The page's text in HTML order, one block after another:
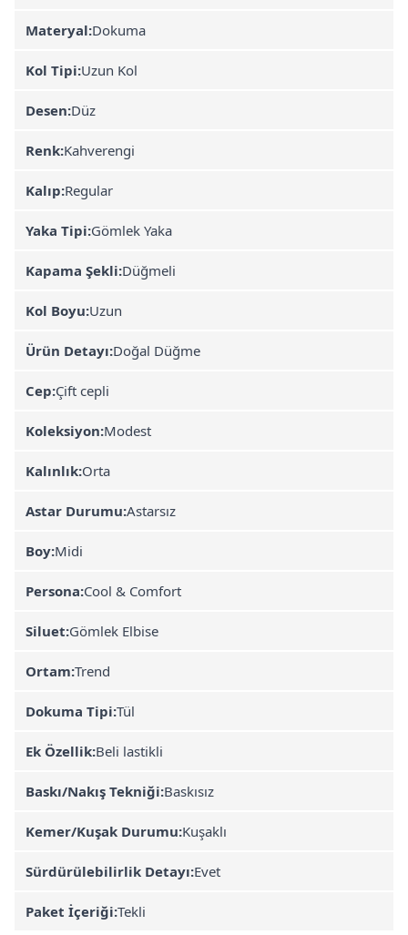
Materyal:Dokuma
Kol Tipi:Uzun Kol
Desen:Düz
Renk:Kahverengi
Kalıp:Regular
Yaka Tipi:Gömlek Yaka
Kapama Şekli:Düğmeli
Kol Boyu:Uzun
Ürün Detayı:Doğal Düğme
Cep:Çift cepli
Koleksiyon:Modest
Kalınlık:Orta
Astar Durumu:Astarsız
Boy:Midi
Persona:Cool & Comfort
Siluet:Gömlek Elbise
Ortam:Trend
Dokuma Tipi:Tül
Ek Özellik:Beli lastikli
Baskı/Nakış Tekniği:Baskısız
Kemer/Kuşak Durumu:Kuşaklı
Sürdürülebilirlik Detayı:Evet
Paket İçeriği:Tekli